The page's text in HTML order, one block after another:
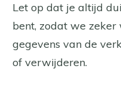
Let op dat je altijd
bent, zodat we
gegevens van de
of verwijderen.